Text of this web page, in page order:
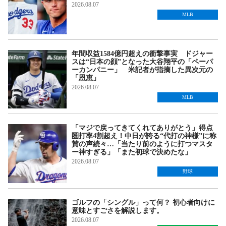
2026.08.07
MLB
年間収益1584億円超えの衝撃事実 ドジャー
スは“日本の顔”となった大谷翔平の「ペーパ
ーカンパニー」 米記者が指摘した異次元の
「恩恵」
2026.08.07
MLB
「マジで戻ってきてくれてありがとう」得点
圏打率4割超え！中日が誇る“代打の神様”に称
賛の声続々…「当たり前のように打つマスタ
ー神すぎる」「また初球で決めたな」
2026.08.07
野球
ゴルフの「シングル」って何？ 初心者向けに
意味とすごさを解説します。
2026.08.07